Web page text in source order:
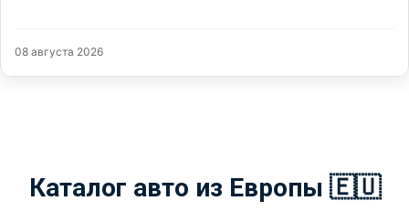
08 августа 2026
Каталог авто из Европы 🇪🇺